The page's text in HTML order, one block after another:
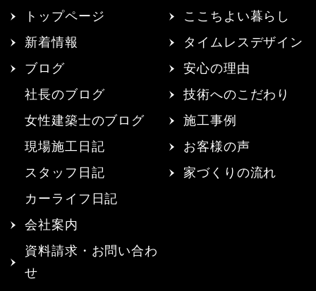
トップページ
新着情報
ブログ
社長のブログ
女性建築士のブログ
現場施工日記
スタッフ日記
カーライフ日記
ここちよい暮らし
タイムレスデザイン
安心の理由
技術へのこだわり
施工事例
お客様の声
家づくりの流れ
会社案内
資料請求・お問い合わ
せ